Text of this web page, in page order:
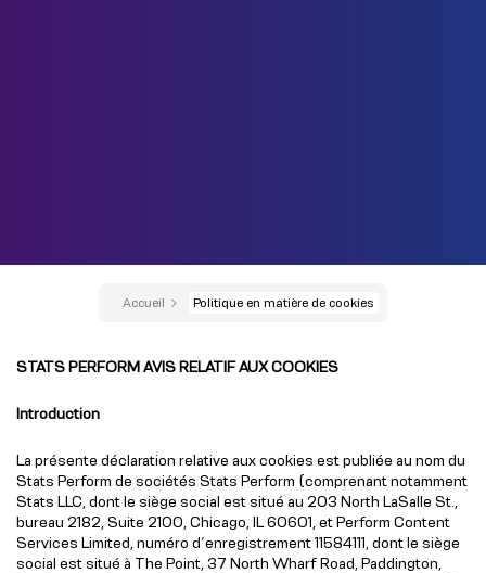
Accueil Politique en matière de cookies
STATS PERFORM AVIS RELATIF AUX COOKIES
Introduction
La présente déclaration relative aux cookies est publiée au nom du
Stats Perform de sociétés Stats Perform (comprenant notamment
Stats LLC, dont le siège social est situé au 203 North LaSalle St.,
bureau 2182, Suite 2100, Chicago, IL 60601, et Perform Content
Services Limited, numéro d’enregistrement 11584111, dont le siège
social est situé à The Point, 37 North Wharf Road, Paddington,